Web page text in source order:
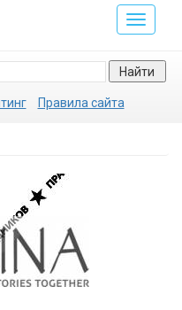
Toggle
Найти
Правила сайта